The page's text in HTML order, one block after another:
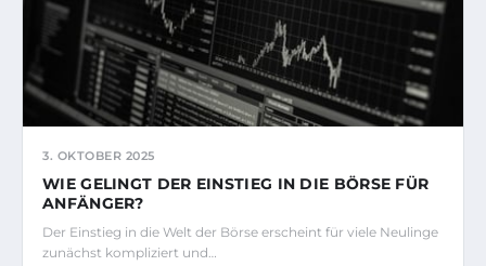
3. OKTOBER 2025
WIE GELINGT DER EINSTIEG IN DIE BÖRSE FÜR
ANFÄNGER?
Der Einstieg in die Welt der Börse erscheint für viele Neulinge
zunächst kompliziert und…